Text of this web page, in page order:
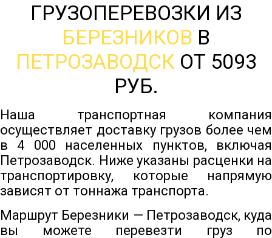
ГРУЗОПЕРЕВОЗКИ ИЗ
БЕРЕЗНИКОВ В
ПЕТРОЗАВОДСКОТ 5093
РУБ.
Наша транспортная компания
осуществляет доставку грузов более чем
в 4 000 населенных пунктов, включая
Петрозаводск. Ниже указаны расценки на
транспортировку, которые напрямую
зависят от тоннажа транспорта.
Маршрут Березники — Петрозаводск, куда
вы можете перевезти груз по